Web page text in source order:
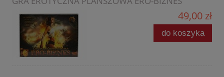
49,00 zł
do koszyka